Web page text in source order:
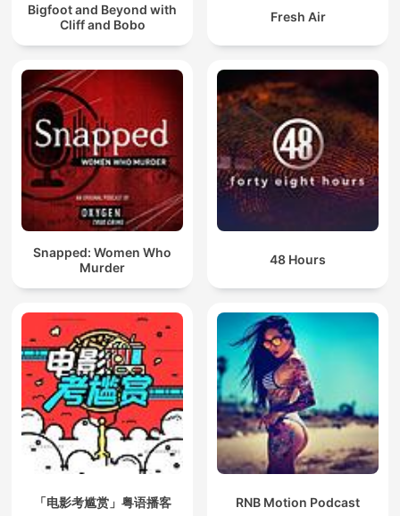
Bigfoot and Beyond with
Cliff and Bobo
Fresh Air
Snapped: Women Who
Murder
48 Hours
「电影考尴赏」粤语播客 RNB Motion Podcast